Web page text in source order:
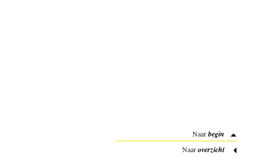
Naarbegin
Naaroverzicht